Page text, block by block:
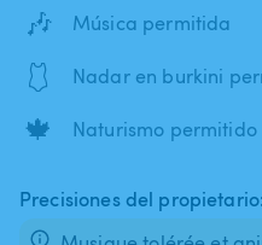
🎶 Música permitida
🩱 Nadar en burkini
🍁 Naturismo permitido
Precisiones del propietario: